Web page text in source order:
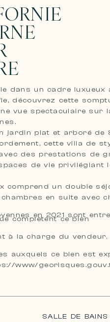
dans un cadre luxueux
découvrez cette
vue spectaculaire sur
jardin plat et arboré de
cette villa de style
des prestations de
de vie privilégiant
comprend un double
en suite avec
complètent ce bien
en 2021 sont entre
à la charge du vendeur.
auxquels ce bien est
www/
SALLE DE BAINS